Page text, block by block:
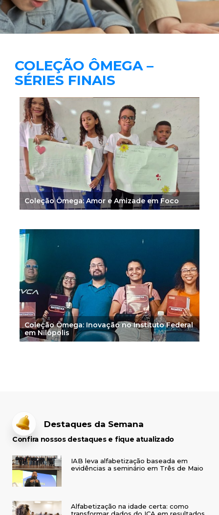
COLEÇÃO ÔMEGA –
SÉRIES FINAIS
Coleção Ômega: Amor e Amizade em Foco
Coleção Ômega: Inovação no Instituto Federal
em Nilópolis
Destaques da Semana
Confira nossos destaques e fique atualizado
IAB leva alfabetização baseada em
evidências a seminário em Três de Maio
Alfabetização na idade certa: como